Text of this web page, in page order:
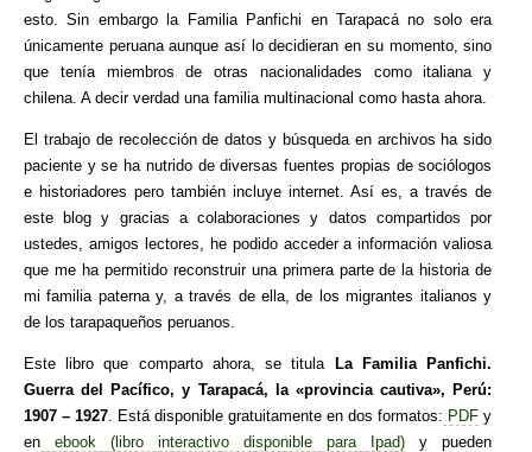
esto. Sin embargo la Familia Panfichi en Tarapacá no solo era
únicamente peruana aunque así lo decidieran en su momento, sino
que tenía miembros de otras nacionalidades como italiana y
chilena. A decir verdad una familia multinacional como hasta ahora.
El trabajo de recolección de datos y búsqueda en archivos ha sido
paciente y se ha nutrido de diversas fuentes propias de sociólogos
e historiadores pero también incluye internet. Así es, a través de
este blog y gracias a colaboraciones y datos compartidos por
ustedes, amigos lectores, he podido acceder a información valiosa
que me ha permitido reconstruir una primera parte de la historia de
mi familia paterna y, a través de ella, de los migrantes italianos y
de los tarapaqueños peruanos.
Este libro que comparto ahora, se titula La Familia Panfichi.
Guerra del Pacífico, y Tarapacá, la «provincia cautiva», Perú:
1907 – 1927 . Está disponible gratuitamente en dos formatos: PDF y
en ebook (libro interactivo disponible para Ipad) y pueden